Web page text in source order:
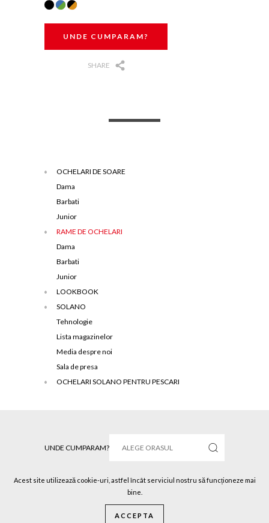
UNDE CUMPARAM?
SHARE
OCHELARI DE SOARE
Dama
Barbati
Junior
RAME DE OCHELARI
Dama
Barbati
Junior
LOOKBOOK
SOLANO
Tehnologie
Lista magazinelor
Media despre noi
Sala de presa
OCHELARI SOLANO PENTRU PESCARI
UNDE CUMPARAM?
Solano © 2016 Toate drepturile rezervate.
Acest site utilizează cookie-uri, astfel încât serviciul nostru să funcționeze mai
bine.
ACCEPTA